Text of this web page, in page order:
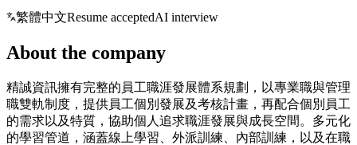
繁體中文Resume acceptedAI interview
About the company
精誠資訊擁有完整的員工職涯發展體系規劃，以專業職與管理
職雙軌制度，提供員工個別發展及考核計畫，再配合個別員工
的需求以及特質，協助個人追求職涯發展與成長空間。多元化
的學習管道，涵蓋線上學習、外派訓練、內部訓練，以及在職